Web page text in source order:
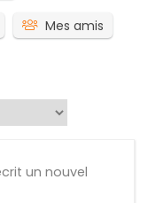
Mes amis
un nouvel